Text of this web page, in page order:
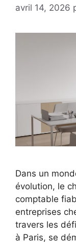
avril 14, 2026
Dans un
évolution, le
comptable
entreprises
travers les
à Paris, se